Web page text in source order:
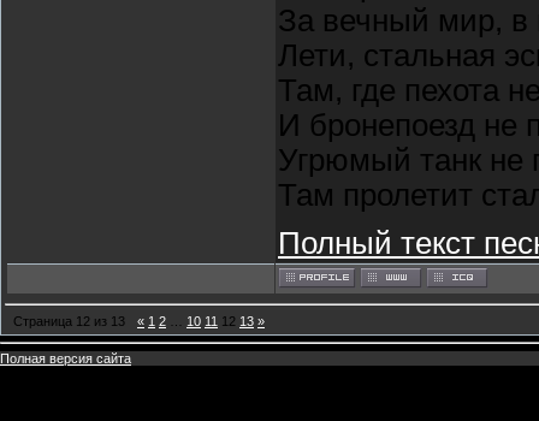
За вечный мир, в
Лети, стальная
Там, где пехота
И бронепоезд не
Угрюмый танк не
Там пролетит
Полный текст
Страница 12 из 13 « 1 2 10 11 12 13 »
Полная версия сайта